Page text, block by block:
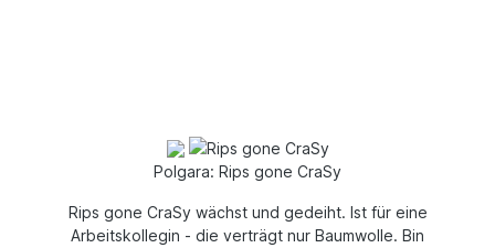
Polgara: Rips gone CraSy
Rips gone CraSy wächst und gedeiht. Ist für eine
Arbeitskollegin - die verträgt nur Baumwolle. Bin